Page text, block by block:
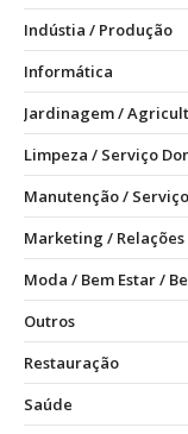
Indústia / Produção
Informática
Jardinagem /
Limpeza / Serviço
Manutenção /
Marketing / Relações
Moda / Bem Estar /
Outros
Restauração
Saúde